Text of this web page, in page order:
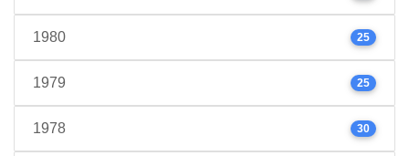
1980 25
1979 25
1978 30